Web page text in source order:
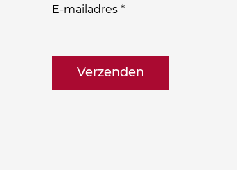
E-mailadres *
naam@bedrijf.nl
zou
willen
ontvangen?